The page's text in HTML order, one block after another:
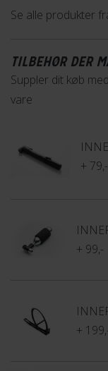
Se alle produkter
TILBEHØR DER
Suppler dit køb
vare
+ 79,-
+ 99,-
+